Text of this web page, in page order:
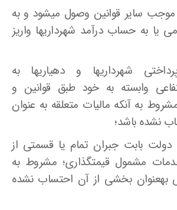
سایر قوانین وصول میشود و به
یا به حساب درآمد شهرداریها واریز
شهرداریها و دهیاریها به
وابسته به خود طبق قوانین و
به آنکه مالیات متعلقه به عنوان
نشده باشد؛
دولت بابت جبران تمام یا قسمتی از
مشمول قیمتگذاری؛ مشروط به
بهعنوان بخشی از آن احتساب نشده